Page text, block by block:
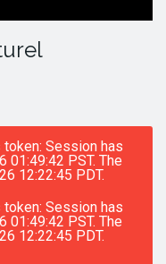
token: Session has
01:49:42 PST. The
12:22:45 PDT.
token: Session has
01:49:42 PST. The
12:22:45 PDT.